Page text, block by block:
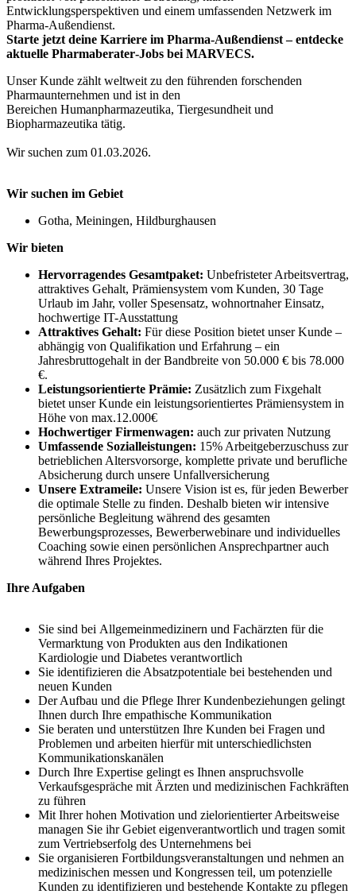
Entwicklungsperspektiven und einem umfassenden Netzwerk im
Pharma-Außendienst.
Starte jetzt deine Karriere im Pharma-Außendienst – entdecke
aktuelle Pharmaberater‑Jobs bei MARVECS.
Unser Kunde zählt weltweit zu den führenden forschenden
Pharmaunternehmen und ist in den
Bereichen Humanpharmazeutika, Tiergesundheit und
Biopharmazeutika tätig.
Wir suchen zum 01.03.2026.
Wir suchen im Gebiet
Gotha, Meiningen, Hildburghausen
Wir bieten
Hervorragendes Gesamtpaket: Unbefristeter Arbeitsvertrag,
attraktives Gehalt, Prämiensystem vom Kunden, 30 Tage
Urlaub im Jahr, voller Spesensatz, wohnortnaher Einsatz,
hochwertige IT-Ausstattung
Attraktives Gehalt: Für diese Position bietet unser Kunde –
abhängig von Qualifikation und Erfahrung – ein
Jahresbruttogehalt in der Bandbreite von 50.000 € bis 78.000
€.
Leistungsorientierte Prämie: Zusätzlich zum Fixgehalt
bietet unser Kunde ein leistungsorientiertes Prämiensystem in
Höhe von max.12.000€
Hochwertiger Firmenwagen: auch zur privaten Nutzung
Umfassende Sozialleistungen: 15% Arbeitgeberzuschuss zur
betrieblichen Altersvorsorge, komplette private und berufliche
Absicherung durch unsere Unfallversicherung
Unsere Extrameile: Unsere Vision ist es, für jeden Bewerber
die optimale Stelle zu finden. Deshalb bieten wir intensive
persönliche Begleitung während des gesamten
Bewerbungsprozesses, Bewerberwebinare und individuelles
Coaching sowie einen persönlichen Ansprechpartner auch
während Ihres Projektes.
Ihre Aufgaben
Sie sind bei Allgemeinmedizinern und Fachärzten für die
Vermarktung von Produkten aus den Indikationen
Kardiologie und Diabetes verantwortlich
Sie identifizieren die Absatzpotentiale bei bestehenden und
neuen Kunden
Der Aufbau und die Pflege Ihrer Kundenbeziehungen gelingt
Ihnen durch Ihre empathische Kommunikation
Sie beraten und unterstützen Ihre Kunden bei Fragen und
Problemen und arbeiten hierfür mit unterschiedlichsten
Kommunikationskanälen
Durch Ihre Expertise gelingt es Ihnen anspruchsvolle
Verkaufsgespräche mit Ärzten und medizinischen Fachkräften
zu führen
Mit Ihrer hohen Motivation und zielorientierter Arbeitsweise
managen Sie ihr Gebiet eigenverantwortlich und tragen somit
zum Vertriebserfolg des Unternehmens bei
Sie organisieren Fortbildungsveranstaltungen und nehmen an
medizinischen messen und Kongressen teil, um potenzielle
Kunden zu identifizieren und bestehende Kontakte zu pflegen